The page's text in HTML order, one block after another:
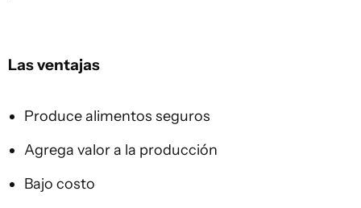
Las ventajas
Produce alimentos seguros
Agrega valor a la producción
Bajo costo